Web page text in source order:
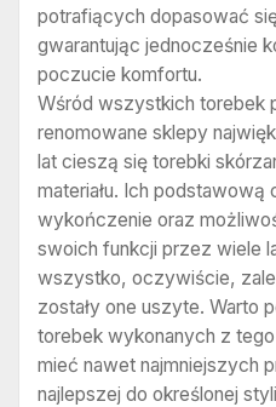
potrafiących dopasować
gwarantując jednocześnie
poczucie komfortu.
Wśród wszystkich torebek
renomowane sklepy
lat cieszą się torebki
materiału. Ich podstawową
wykończenie oraz
swoich funkcji przez wiele
wszystko, oczywiście,
zostały one uszyte. Warto
torebek wykonanych z tego
mieć nawet najmniejszych
najlepszej do określonej